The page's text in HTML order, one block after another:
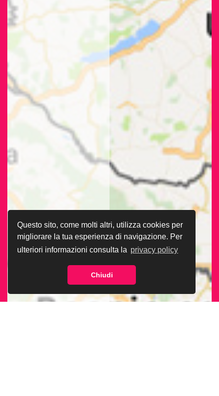
Questo sito, come molti altri, utilizza cookies per
migliorare la tua esperienza di navigazione. Per
ulteriori informazioni consulta la privacy policy
Chiudi